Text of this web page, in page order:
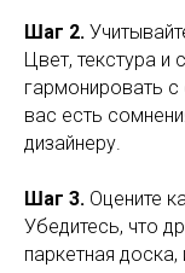
Шаг 2.
Цвет, текстура и
гармонировать
вас есть
дизайнеру.
Шаг 3. Оцените
Убедитесь, что
паркетная